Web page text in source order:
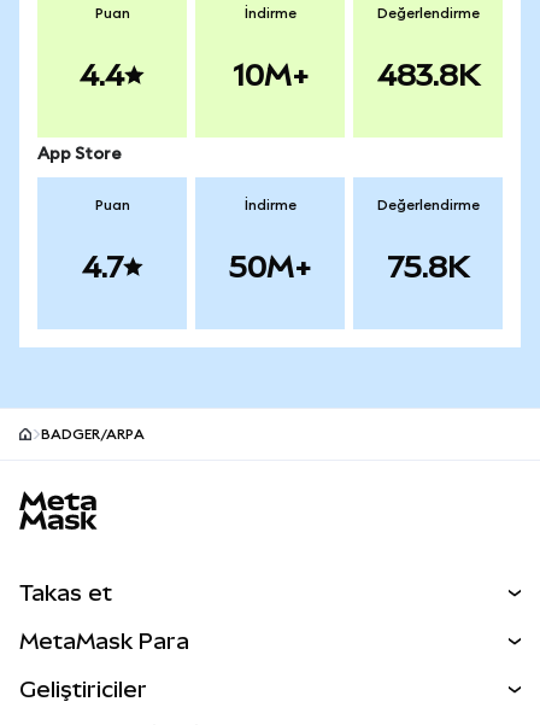
Puan
4.4
İndirme
10M+
Değerlendirme
483.8K
App Store
Puan
4.7
İndirme
50M+
Değerlendirme
75.8K
BADGER/ARPA
Takas et
Perps
MetaMask Para
Geliştiriciler